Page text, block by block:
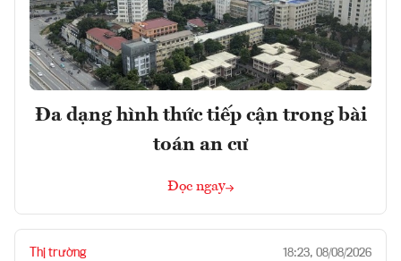
Đa dạng hình thức tiếp cận trong bài
toán an cư
Đọc ngay
Thị trường 18:23, 08/08/2026